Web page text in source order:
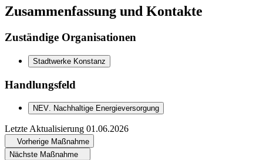
Zusammenfassung und Kontakte
Zuständige Organisationen
Stadtwerke Konstanz
Handlungsfeld
NEV. Nachhaltige Energieversorgung
Letzte Aktualisierung 01.06.2026
Vorherige Maßnahme
Nächste Maßnahme